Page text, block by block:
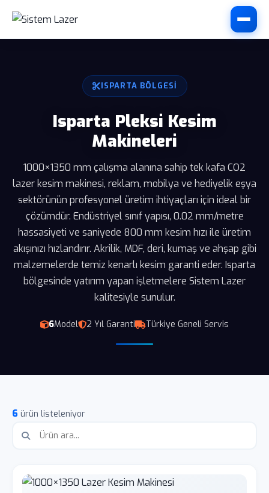
ISPARTA BÖLGESI
Isparta Pleksi Kesim
Makineleri
1000×1350 mm çalışma alanına sahip tek kafa CO2
lazer kesim makinesi, reklam, mobilya ve hediyelik eşya
sektörünün profesyonel üretim ihtiyaçları için ideal bir
çözümdür. Endüstriyel sınıf yapısı, 0.02 mm/metre
hassasiyeti ve saniyede 800 mm kesim hızı ile üretim
akışınızı hızlandırır. Akrilik, MDF, deri, kumaş ve ahşap gibi
malzemelerde temiz kenarlı kesim garanti eder. Isparta
bölgesinde yatırım yapan işletmelere Sistem Lazer
kalitesiyle sunulur.
6Model 2 Yıl Garanti Türkiye Geneli Servis
6 ürün listeleniyor